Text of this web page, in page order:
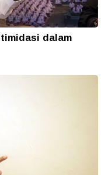
dalam